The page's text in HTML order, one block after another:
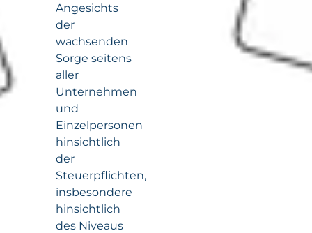
Angesichts
der
wachsenden
Sorge seitens
aller
Unternehmen
und
Einzelpersonen
hinsichtlich
der
Steuerpflichten,
insbesondere
hinsichtlich
des Niveaus